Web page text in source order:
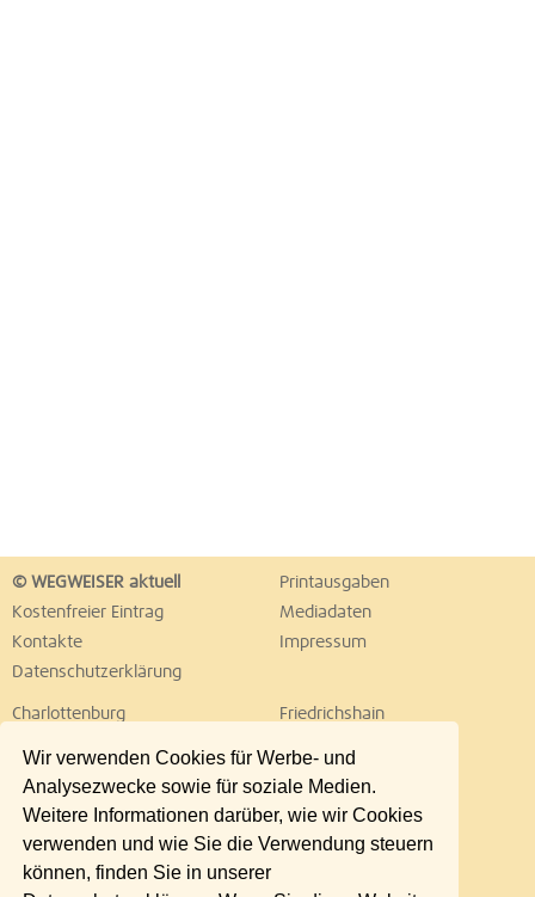
Wir verwenden Cookies für Werbe- und
Analysezwecke sowie für soziale Medien.
Weitere Informationen darüber, wie wir Cookies
verwenden und wie Sie die Verwendung steuern
können, finden Sie in unserer
© WEGWEISER aktuell
Printausgaben
Kostenfreier Eintrag
Mediadaten
Kontakte
Impressum
Datenschutzerklärung
Charlottenburg
Friedrichshain
Lichtenberg
Marzahn
Neukölln
Pankow
Reinickendorf
Schöneberg